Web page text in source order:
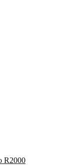
R2000